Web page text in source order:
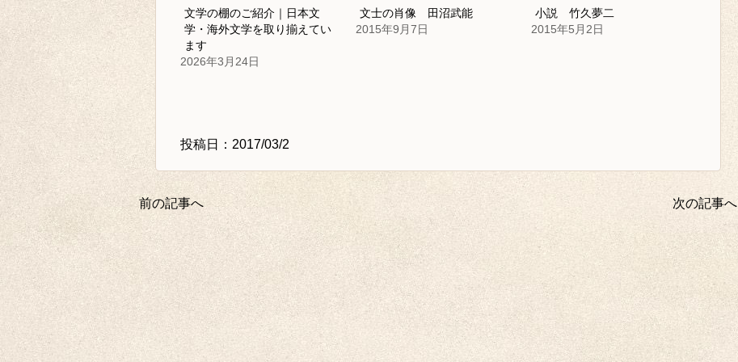
文学の棚のご紹介｜日本文
学・海外文学を取り揃えてい
ます
2026年3月24日
文士の肖像 田沼武能
2015年9月7日
小説 竹久夢二
2015年5月2日
投稿日：2017/03/2
次の記事へ
前の記事へ